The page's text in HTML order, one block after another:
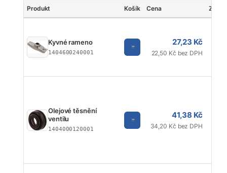
Produkt Košík Cena
Kyvné rameno
1404600240001
27,23 Kč
22,50 Kč bez DPH
Olejové těsnění
ventilu
1404000120001
41,38 Kč
34,20 Kč bez DPH